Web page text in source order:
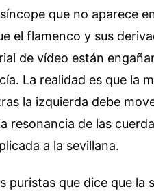
que no aparece
el flamenco y sus
de vídeo están
La realidad es que la
la izquierda debe
resonancia de las
a la sevillana.
que dice que la